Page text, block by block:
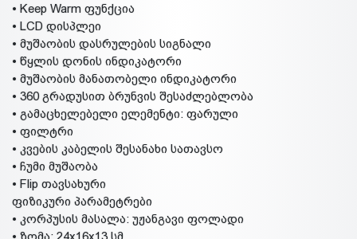
• Keep Warm ფუნქცია
• LCD დისპლეი
• მუშაობის დასრულების სიგნალი
• წყლის დონის ინდიკატორი
• მუშაობის მანათობელი ინდიკატორი
• 360 გრადუსით ბრუნვის შესაძლებლობა
• გამაცხელებელი ელემენტი: ფარული
• ფილტრი
• კვების კაბელის შესანახი სათავსო
• ჩუმი მუშაობა
• Flip თავსახური
ფიზიკური პარამეტრები
• კორპუსის მასალა: უჟანგავი ფოლადი
• ზომა: 24x16x13 სმ